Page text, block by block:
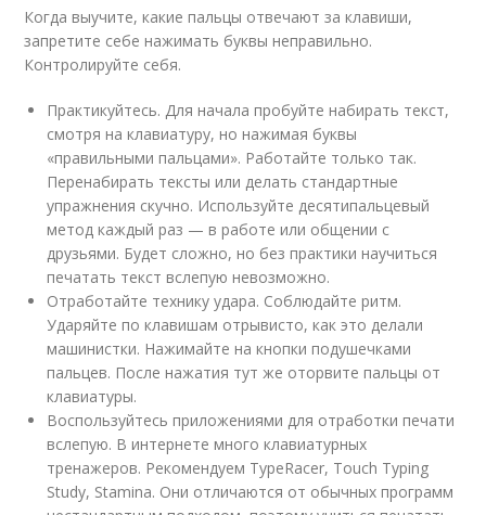
Когда выучите, какие пальцы отвечают за клавиши,
запретите себе нажимать буквы неправильно.
Контролируйте себя.
Практикуйтесь. Для начала пробуйте набирать текст,
смотря на клавиатуру, но нажимая буквы
«правильными пальцами». Работайте только так.
Перенабирать тексты или делать стандартные
упражнения скучно. Используйте десятипальцевый
метод каждый раз — в работе или общении с
друзьями. Будет сложно, но без практики научиться
печатать текст вслепую невозможно.
Отработайте технику удара. Соблюдайте ритм.
Ударяйте по клавишам отрывисто, как это делали
машинистки. Нажимайте на кнопки подушечками
пальцев. После нажатия тут же оторвите пальцы от
клавиатуры.
Воспользуйтесь приложениями для отработки печати
вслепую. В интернете много клавиатурных
тренажеров. Рекомендуем TypeRacer, Touch Typing
Study, Stamina. Они отличаются от обычных программ